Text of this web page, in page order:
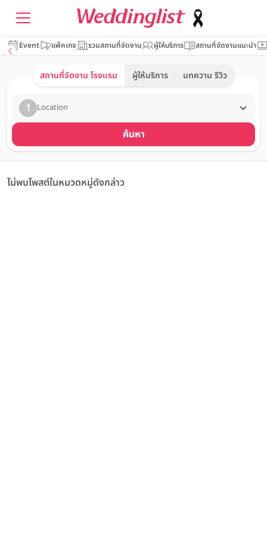
Event แพ็คเกจ รวมสถานที่จัดงาน ผู้ให้บริการ สถานที่จัดงานแนะนำ
สถานที่จัดงาน โรงแรม ผู้ให้บริการ บทความ รีวิว
1 Location
ค้นหา
ไม่พบโพสต์ในหมวดหมู่ดังกล่าว